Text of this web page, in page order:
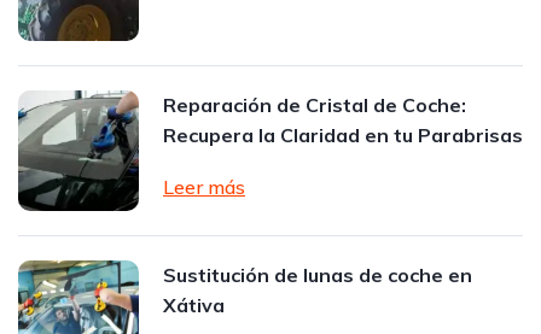
Reparación de Cristal de Coche:
Recupera la Claridad en tu Parabrisas
Leer más
Sustitución de lunas de coche en
Xátiva